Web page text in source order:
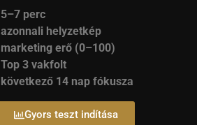
5–7 perc
azonnali helyzetkép
marketing erő (0–100)
Top 3 vakfolt
következő 14 nap fókusza
Gyors teszt indítása